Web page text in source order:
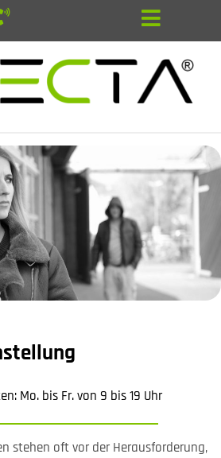
Mo. bis Fr. von 9 bis 19 Uhr
stehen oft vor der Herausforderung,